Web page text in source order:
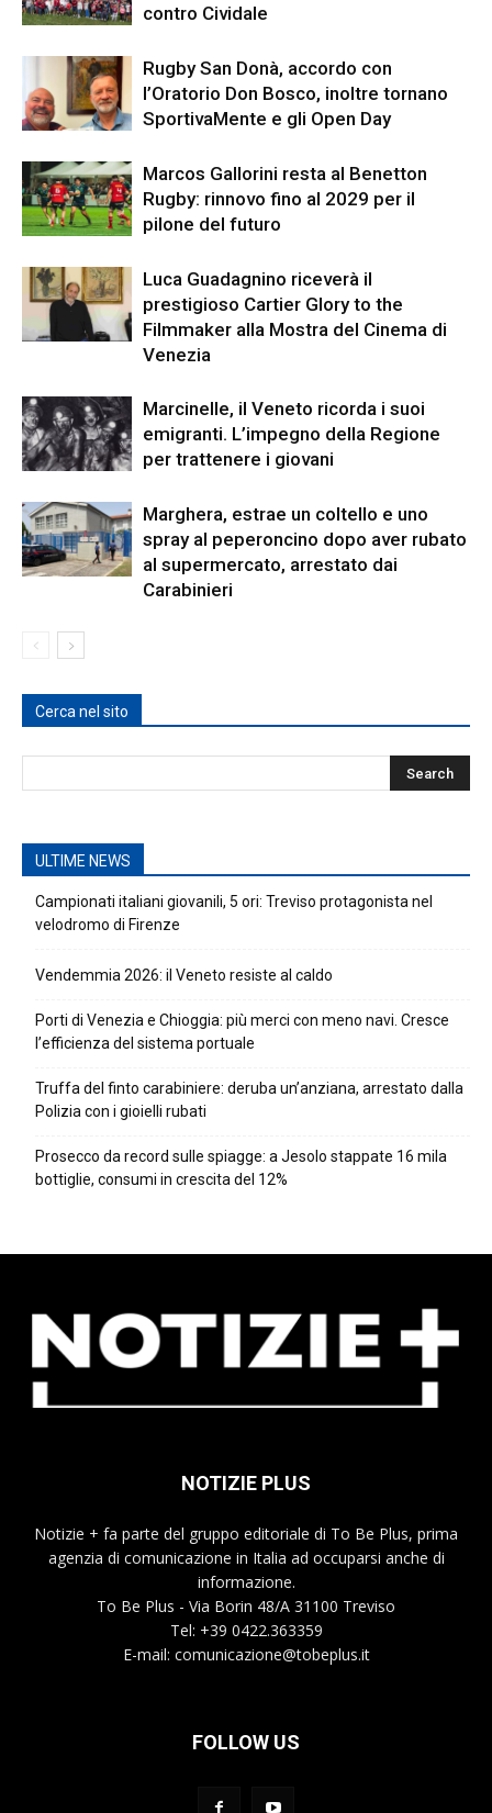
contro Cividale
Rugby San Donà, accordo con
l’Oratorio Don Bosco, inoltre tornano
SportivaMente e gli Open Day
Marcos Gallorini resta al Benetton
Rugby: rinnovo fino al 2029 per il
pilone del futuro
Luca Guadagnino riceverà il
prestigioso Cartier Glory to the
Filmmaker alla Mostra del Cinema di
Venezia
Marcinelle, il Veneto ricorda i suoi
emigranti. L’impegno della Regione
per trattenere i giovani
Marghera, estrae un coltello e uno
spray al peperoncino dopo aver rubato
al supermercato, arrestato dai
Carabinieri
Cerca nel sito
ULTIME NEWS
Campionati italiani giovanili, 5 ori: Treviso protagonista nel
velodromo di Firenze
Vendemmia 2026: il Veneto resiste al caldo
Porti di Venezia e Chioggia: più merci con meno navi. Cresce
l’efficienza del sistema portuale
Truffa del finto carabiniere: deruba un’anziana, arrestato dalla
Polizia con i gioielli rubati
Prosecco da record sulle spiagge: a Jesolo stappate 16 mila
bottiglie, consumi in crescita del 12%
NOTIZIE PLUS
Notizie + fa parte del gruppo editoriale di To Be Plus, prima
agenzia di comunicazione in Italia ad occuparsi anche di
informazione.
To Be Plus - Via Borin 48/A 31100 Treviso
Tel: +39 0422.363359
E-mail: comunicazione@tobeplus.it
FOLLOW US